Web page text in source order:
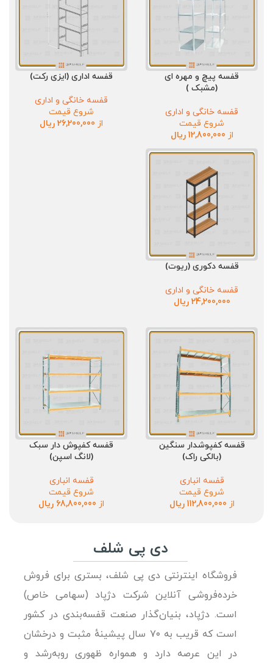
قفسه پیچ و مهره ای
(مشبک )
قفسه خانگی و اداری
شروع قیمت
از 12,800,000 ریال
قفسه اداری (ایزی رکت)
قفسه خانگی و اداری
شروع قیمت
از 26,200,000 ریال
قفسه دکوری (ریوت)
قفسه خانگی و اداری
24,200,000 ریال
قفسه کفپوشدار سنگین
(بالکی راک)
قفسه انباری
شروع قیمت
از 112,800,000 ریال
قفسه کفپوش دار سبک
(لانگ اسپن)
قفسه انباری
شروع قیمت
از 68,800,000 ریال
دی پی شلف
فروشگاه اینترنتی دی پی شلف، بستری برای فروش
خرده‌فروشی آنلاین شرکت دژپاد (سهامی خاص)
است. دژپاد، بنیان‌گذار صنعت قفسه‌بندی در کشور
است که قریب به ۷۰ سال پیشینهٔ مثبت و درخشان
در این عرصه دارد و همواره ظهوری روبه‌رشد و